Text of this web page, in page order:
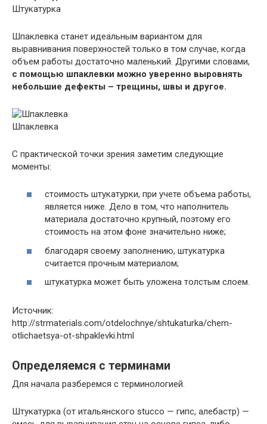
Штукатурка
Шпаклевка станет идеальным вариантом для
выравнивания поверхностей только в том случае, когда
объем работы достаточно маленький. Другими словами,
с помощью шпаклевки можно уверенно выровнять
небольшие дефекты – трещины, швы и другое.
Шпаклевка
С практической точки зрения заметим следующие
моменты:
стоимость штукатурки, при учете объема работы,
является ниже. Дело в том, что наполнитель
материала достаточно крупный, поэтому его
стоимость на этом фоне значительно ниже;
благодаря своему заполнению, штукатурка
считается прочным материалом;
штукатурка может быть уложена толстым слоем.
Источник:
http://strmaterials.com/otdelochnye/shtukaturka/chem-
otlichaetsya-ot-shpaklevki.html
Определяемся с терминами
Для начала разберемся с терминологией.
Штукатурка (от итальянского stucco — гипс, алебастр) —